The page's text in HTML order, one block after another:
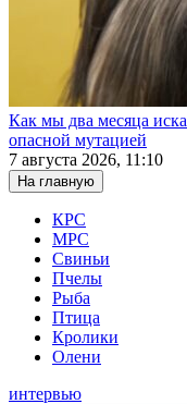
Как мы два месяца
опасной мутацией
7 августа 2026, 11:10
На главную
КРС
МРС
Свиньи
Пчелы
Рыба
Птица
Кролики
Олени
интервью